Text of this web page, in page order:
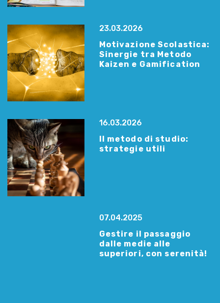
23.03.2026
Motivazione Scolastica:
Sinergie tra Metodo
Kaizen e Gamification
16.03.2026
Il metodo di studio:
strategie utili
07.04.2025
Gestire il passaggio
dalle medie alle
superiori, con serenità!